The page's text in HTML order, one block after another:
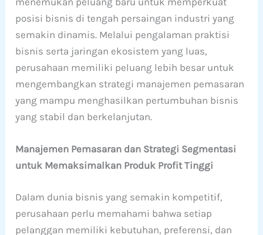
posisi bisnis di tengah persaingan industri yang
semakin dinamis. Melalui pengalaman praktisi
bisnis serta jaringan ekosistem yang luas,
perusahaan memiliki peluang lebih besar untuk
mengembangkan strategi manajemen pemasaran
yang mampu menghasilkan pertumbuhan bisnis
yang stabil dan berkelanjutan.
Manajemen Pemasaran dan Strategi Segmentasi
untuk Memaksimalkan Produk Profit Tinggi
Dalam dunia bisnis yang semakin kompetitif,
perusahaan perlu memahami bahwa setiap
pelanggan memiliki kebutuhan, preferensi, dan